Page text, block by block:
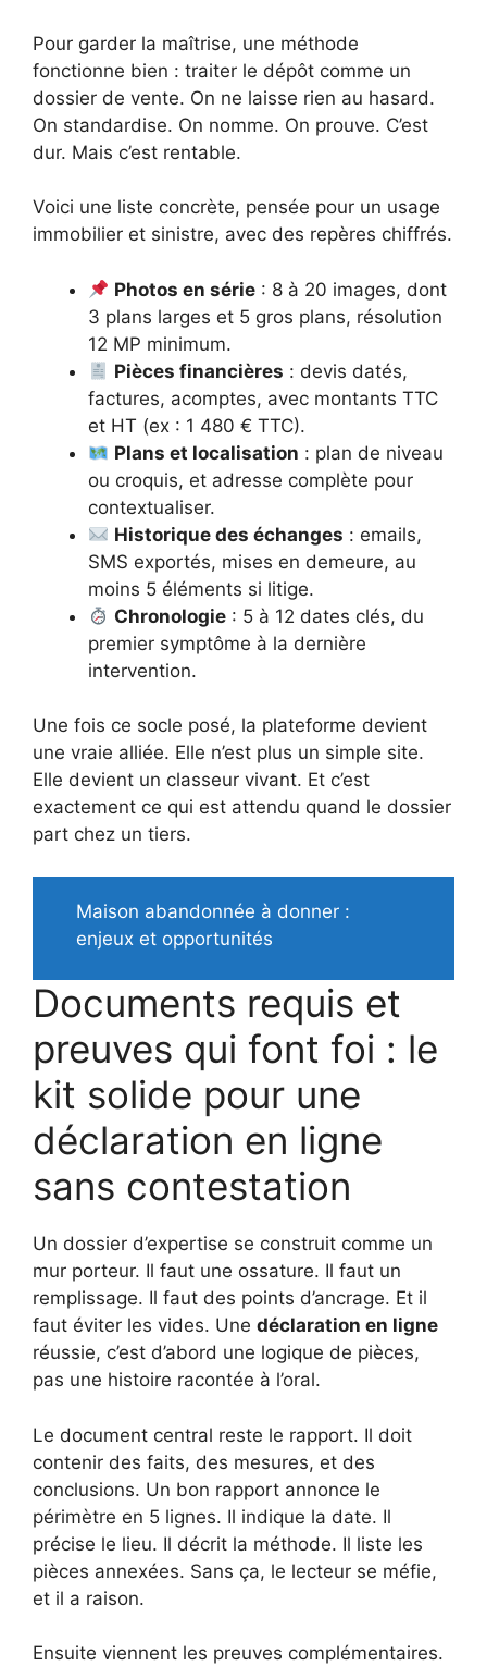
Pour garder la maîtrise, une méthode
fonctionne bien : traiter le dépôt comme un
dossier de vente. On ne laisse rien au hasard.
On standardise. On nomme. On prouve. C’est
dur. Mais c’est rentable.
Voici une liste concrète, pensée pour un usage
immobilier et sinistre, avec des repères chiffrés.
Photos en série : 8 à 20 images, dont
3 plans larges et 5 gros plans, résolution
12 MP minimum.
Pièces financières : devis datés,
factures, acomptes, avec montants TTC
et HT (ex : 1 480 € TTC).
Plans et localisation : plan de niveau
ou croquis, et adresse complète pour
contextualiser.
Historique des échanges : emails,
SMS exportés, mises en demeure, au
moins 5 éléments si litige.
Chronologie : 5 à 12 dates clés, du
premier symptôme à la dernière
intervention.
Une fois ce socle posé, la plateforme devient
une vraie alliée. Elle n’est plus un simple site.
Elle devient un classeur vivant. Et c’est
exactement ce qui est attendu quand le dossier
part chez un tiers.
Maison abandonnée à donner :
enjeux et opportunités
Documents requis et
preuves qui font foi : le
kit solide pour une
déclaration en ligne
sans contestation
Un dossier d’expertise se construit comme un
mur porteur. Il faut une ossature. Il faut un
remplissage. Il faut des points d’ancrage. Et il
faut éviter les vides. Une déclaration en ligne
réussie, c’est d’abord une logique de pièces,
pas une histoire racontée à l’oral.
Le document central reste le rapport. Il doit
contenir des faits, des mesures, et des
conclusions. Un bon rapport annonce le
périmètre en 5 lignes. Il indique la date. Il
précise le lieu. Il décrit la méthode. Il liste les
pièces annexées. Sans ça, le lecteur se méfie,
et il a raison.
Ensuite viennent les preuves complémentaires.